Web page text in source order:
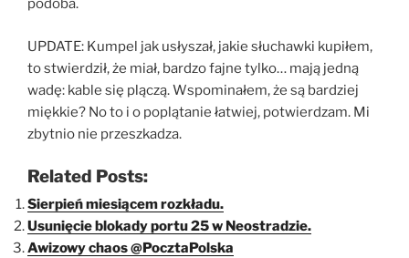
podoba.
UPDATE: Kumpel jak usłyszał, jakie słuchawki kupiłem,
to stwierdził, że miał, bardzo fajne tylko… mają jedną
wadę: kable się plączą. Wspominałem, że są bardziej
miękkie? No to i o poplątanie łatwiej, potwierdzam. Mi
zbytnio nie przeszkadza.
Related Posts:
Sierpień miesiącem rozkładu.
Usunięcie blokady portu 25 w Neostradzie.
Awizowy chaos @PocztaPolska